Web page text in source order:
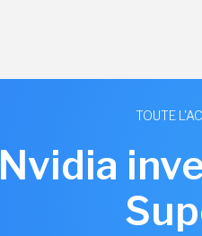
TOUTE
Nvidia